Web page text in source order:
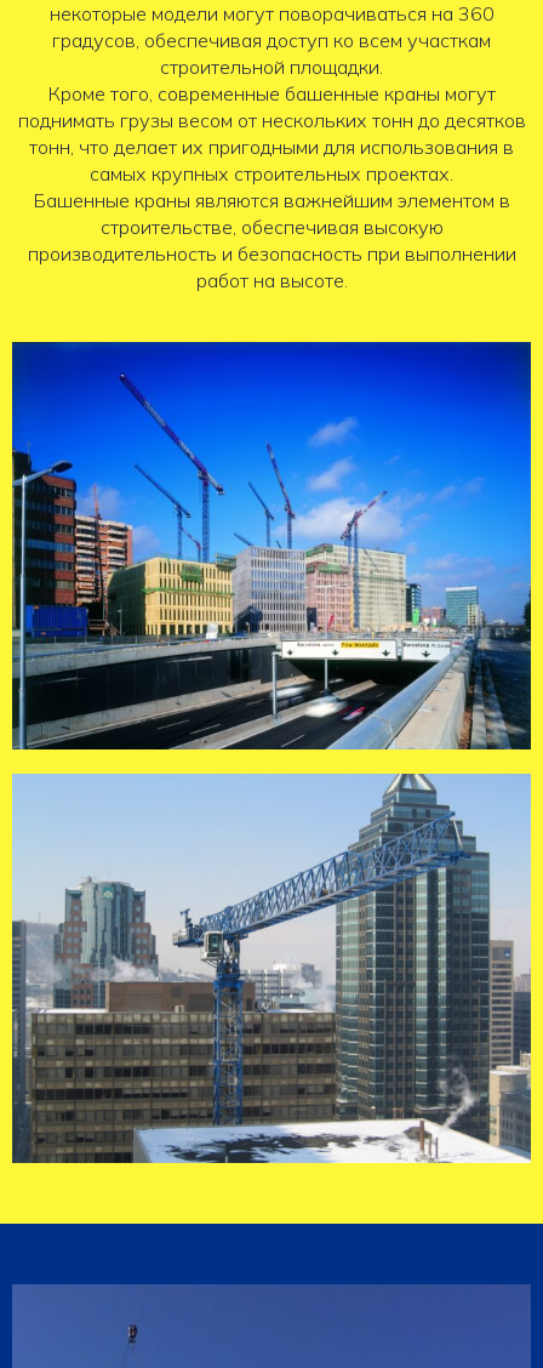
некоторые модели могут поворачиваться на 360
градусов, обеспечивая доступ ко всем участкам
строительной площадки.
Кроме того, современные башенные краны могут
поднимать грузы весом от нескольких тонн до десятков
тонн, что делает их пригодными для использования в
самых крупных строительных проектах.
Башенные краны являются важнейшим элементом в
строительстве, обеспечивая высокую
производительность и безопасность при выполнении
работ на высоте.